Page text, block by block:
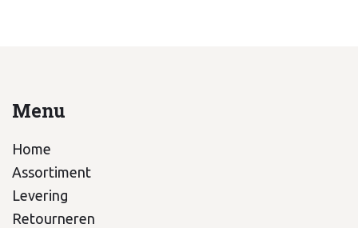
Menu
Home
Assortiment
Levering
Retourneren